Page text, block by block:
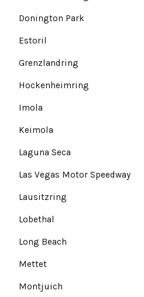
Donington Park
Estoril
Grenzlandring
Hockenheimring
Imola
Keimola
Laguna Seca
Las Vegas Motor Speedway
Lausitzring
Lobethal
Long Beach
Mettet
Montjuich